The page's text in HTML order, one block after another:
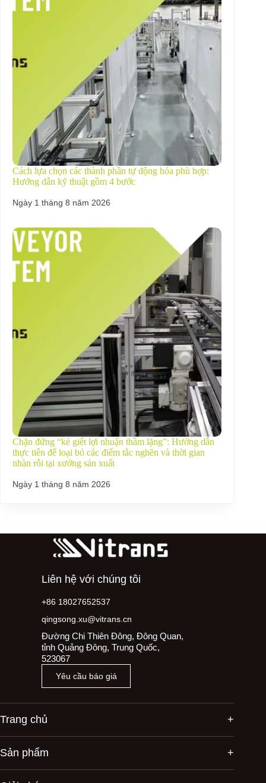
Cách lựa chọn các thành phần tự động hóa phù hợp:
Hướng dẫn kỹ thuật gồm 4 bước
Ngày 1 tháng 8 năm 2026
Chặn đứng “kẻ giết lợi nhuận thầm lặng”: Hướng dẫn
thực tiễn để loại bỏ các điểm tắc nghẽn và thời gian
nhàn rỗi tại xưởng sản xuất
Ngày 1 tháng 8 năm 2026
Liên hệ với chúng tôi
+86 18027652537
qingsong.xu@vitrans.cn
Đường Chi Thiên Đông, Đông Quan,
tỉnh Quảng Đông, Trung Quốc,
523067
Yêu cầu báo giá
Trang chủ
Sản phẩm